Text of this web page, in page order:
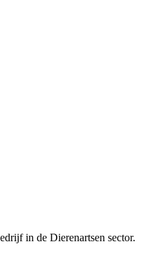
in de Dierenartsen sector.